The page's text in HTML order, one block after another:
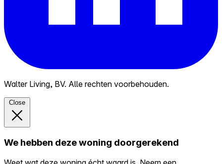
Walter Living, BV. Alle rechten voorbehouden.
Close
We hebben deze woning doorgerekend